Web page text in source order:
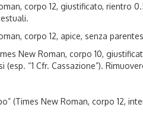
corpo 12, giustificato,
corpo 12, apice, senza
New Roman, corpo 10,
(esp. “1 Cfr. Cassazione”).
(Times New Roman, corpo 12,